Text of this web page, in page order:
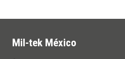
Mil-tek México